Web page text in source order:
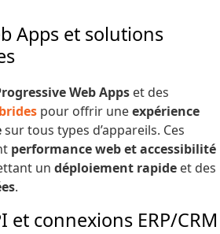
Apps et solutions
Web Apps et des
pour offrir uneexpérience
sur tous types d’appareils. Ces
performance web et accessibilité
un déploiement rapide et des
.
et connexions ERP/CRM